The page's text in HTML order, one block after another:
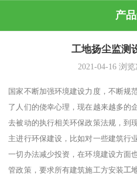
产
工地扬尘监测
2021-04-16 浏览
国家不断加强环境建设力度，不断规
了人们的侥幸心理，现在越来越多的
去被动的执行相关环保政策法规，到
主进行环保建设，比如对一些建筑行
一切办法减少投资，在环境建设方面
管政策，要求所有建筑施工方安装工